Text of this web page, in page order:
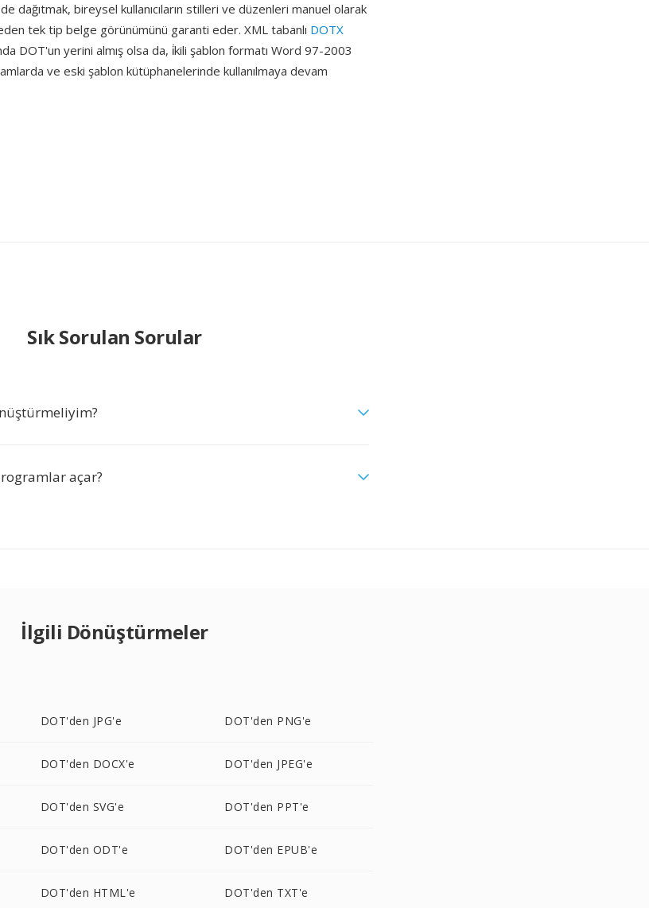
dağıtmak, bireysel kullanıcıların stilleri ve düzenleri manuel olarak
tek tip belge görünümünü garanti eder. XML tabanlı DOTX
DOT'un yerini almış olsa da, i̇kili şablon formatı Word 97-2003
ve eski şablon kütüphanelerinde kullanılmaya devam
Sık Sorulan Sorular
açar?
İlgili Dönüştürmeler
DOT'den JPG'e DOT'den PNG'e
DOT'den DOCX'e DOT'den JPEG'e
DOT'den SVG'e DOT'den PPT'e
DOT'den ODT'e DOT'den EPUB'e
DOT'den HTML'e DOT'den TXT'e